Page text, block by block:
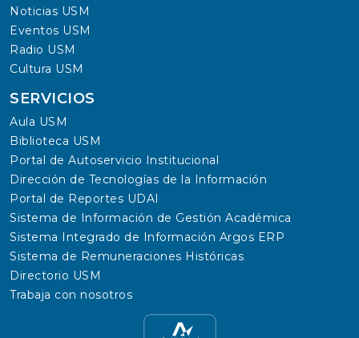
Noticias USM
Eventos USM
Radio USM
Cultura USM
SERVICIOS
Aula USM
Biblioteca USM
Portal de Autoservicio Institucional
Dirección de Tecnologías de la Información
Portal de Reportes UDAI
Sistema de Información de Gestión Académica
Sistema Integrado de Información Argos ERP
Sistema de Remuneraciones Históricas
Directorio USM
Trabaja con nosotros